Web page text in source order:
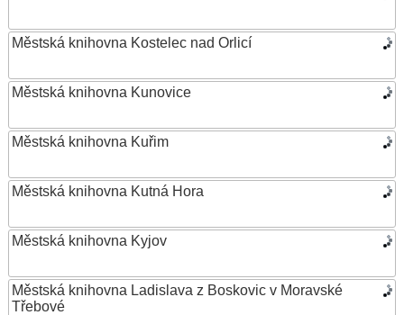
Městská knihovna Kostelec nad Orlicí
Městská knihovna Kunovice
Městská knihovna Kuřim
Městská knihovna Kutná Hora
Městská knihovna Kyjov
Městská knihovna Ladislava z Boskovic v Moravské
Třebové